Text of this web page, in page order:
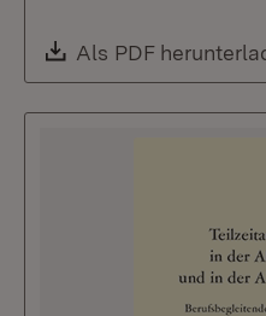
Download:
Als PDF